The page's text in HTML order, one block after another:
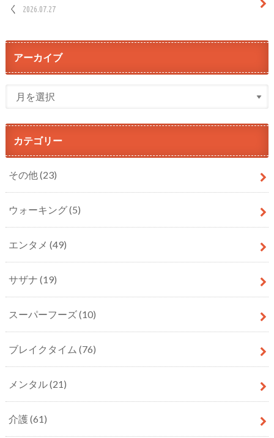
く
2026.07.27
アーカイブ
カテゴリー
その他 (23)
ウォーキング(5)
エンタメ (49)
サザナ (19)
スーパーフーズ(10)
ブレイクタイム (76)
メンタル(21)
介護(61)